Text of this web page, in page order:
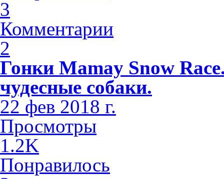
3
Комментарии
2
Гонки Mamay Snow
чудесные собаки.
22 фев 2018 г.
Просмотры
1.2K
Понравилось